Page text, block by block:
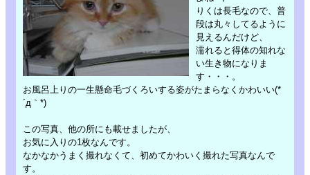
りくは長毛なので、普
段は丸々してるように
見えるんだけど、
濡れると得体の知れな
い生き物になりま
す・・・。
お風呂上りの一生懸命毛づくろいする姿がたまらなくかわいい(*
´д｀*)
この写真、他の所にも載せましたが、
お気に入りの1枚なんです。
なかなかうまく撮れなくて、初めてかわいく撮れた写真なんで
す。